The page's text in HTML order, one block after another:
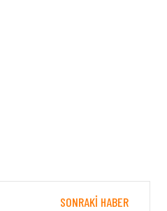
SONRAKI HABER